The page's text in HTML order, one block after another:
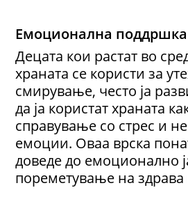
Емоционална
Децата кои растат во
храната се користи за
смирување, често ја
да ја користат храната
справување со стрес и
емоции. Оваа врска
доведе до емоционално
пореметување на здрава